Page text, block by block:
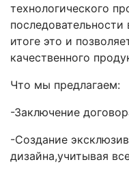
технологического
итоге это и
качественного
Что мы предлагаем:
-Заключение
-Создание
дизайна,учитывая